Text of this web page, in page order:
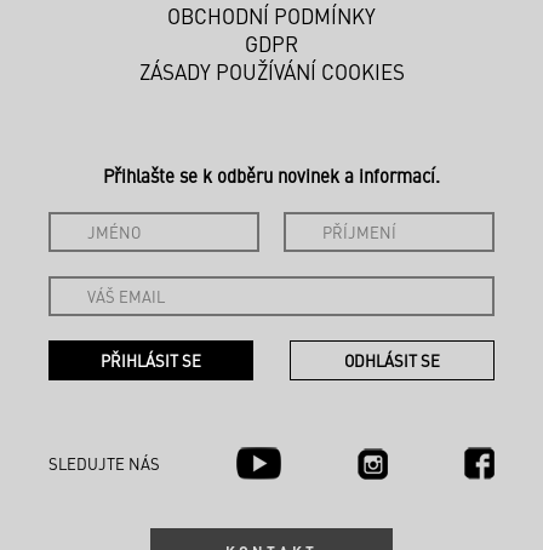
OBCHODNÍ PODMÍNKY
GDPR
ZÁSADY POUŽÍVÁNÍ COOKIES
Přihlašte se k odběru novinek a informací.
SLEDUJTE NÁS